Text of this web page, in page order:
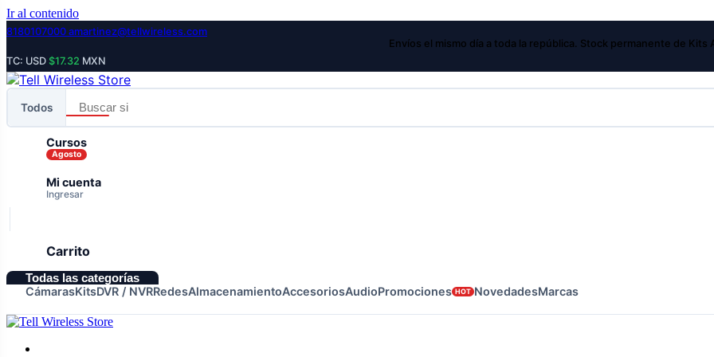
Ir al contenido
8180107000 amartinez@tellwireless.com
Envíos el mismo día a toda la república. Stock permanente de Kits
TC: USD $17.32 MXN
Todos
Cursos
Agosto
Mi cuenta
Ingresar
Carrito
Todas las categorías
CámarasKitsDVR / NVRRedesAlmacenamientoAccesoriosAudioPromociones HOT NovedadesMarcas